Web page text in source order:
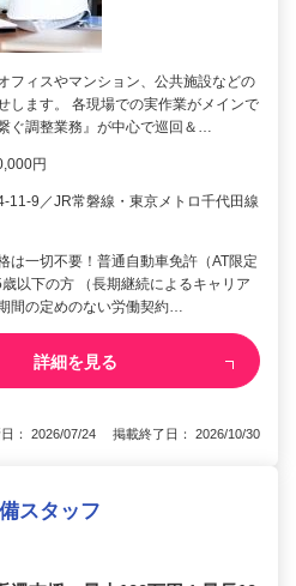
フィスやマンション、公共施設などの
します。 各現場での実作業がメインで
ぐ調整業務』が中心で巡回＆…
円
11-9／JR常磐線・東京メトロ千代田線
は一切不要！普通自動車免許（AT限定
以下の方 （長期継続によるキャリア
間の定めのない労働契約…
詳細を見る
： 2026/07/24 掲載終了日： 2026/10/30
スタッフ